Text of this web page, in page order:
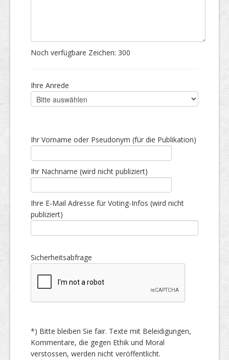
Noch verfügbare Zeichen: 300
Ihre Anrede
Ihr Vorname oder Pseudonym (für die Publikation)
Ihr Nachname (wird nicht publiziert)
Ihre E-Mail Adresse für Voting-Infos (wird nicht
publiziert)
Sicherheitsabfrage
*) Bitte bleiben Sie fair. Texte mit Beleidigungen,
Kommentare, die gegen Ethik und Moral
verstossen, werden nicht veröffentlicht.